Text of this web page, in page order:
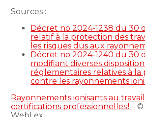
Sources :
Décret no 2024-1238 du 30
relatif à la protection des
les risques dus aux
Décret no 2024-1240 du 30
modifiant diverses
réglementaires relatives à
contre les rayonnements
Rayonnements ionisants au
certifications professionnelles !–
WebLex